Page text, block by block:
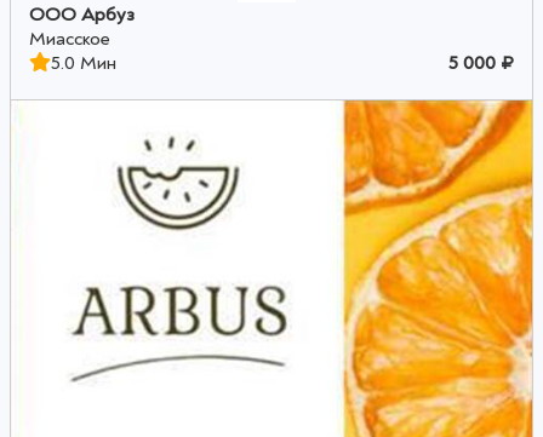
ООО Арбуз
Миасское
5.0 Мин
5 000 ₽